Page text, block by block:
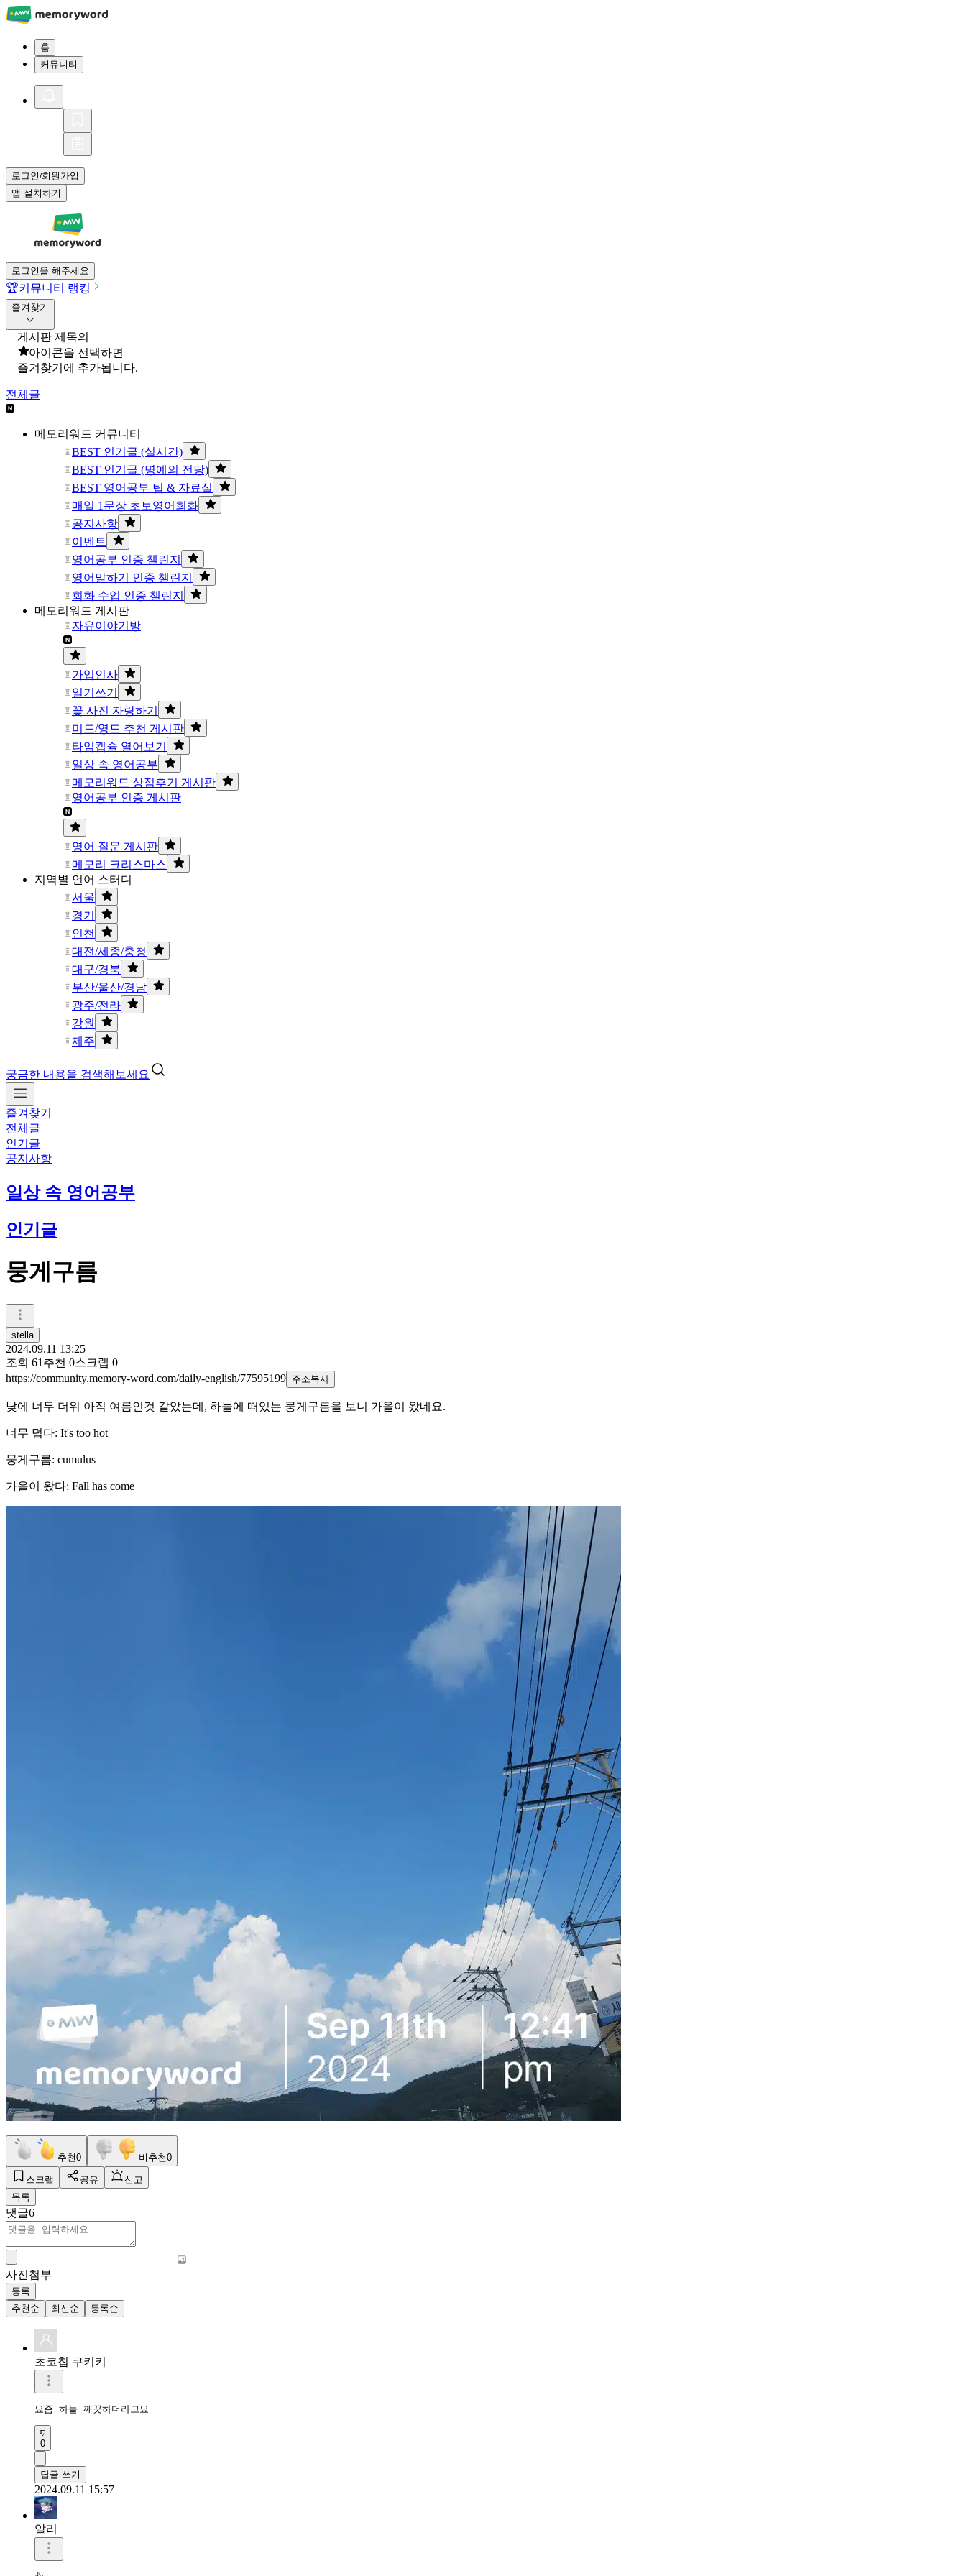
홈
커뮤니티
로그인/회원가입
앱 설치하기
로그인을 해주세요
🏆커뮤니티 랭킹
즐겨찾기
게시판 제목의
아이콘을 선택하면
즐겨찾기에 추가됩니다.
전체글
메모리워드 커뮤니티
BEST 인기글 (실시간)
BEST 인기글 (명예의 전당)
BEST 영어공부 팁 & 자료실
매일 1문장 초보영어회화
공지사항
이벤트
영어공부 인증 챌린지
영어말하기 인증 챌린지
회화 수업 인증 챌린지
메모리워드 게시판
자유이야기방
가입인사
일기쓰기
꽃 사진 자랑하기
미드/영드 추천 게시판
타임캡슐 열어보기
일상 속 영어공부
메모리워드 상점후기 게시판
영어공부 인증 게시판
영어 질문 게시판
메모리 크리스마스
지역별 언어 스터디
서울
경기
인천
대전/세종/충청
대구/경북
부산/울산/경남
광주/전라
강원
제주
궁금한 내용을 검색해보세요
즐겨찾기
전체글
인기글
공지사항
일상 속 영어공부
인기글
뭉게구름
stella
2024.09.11 13:25
조회 61 추천 0스크랩 0
https://community.memory-word.com/daily-english/77595199 주소복사
낮에 너무 더워 아직 여름인것 같았는데, 하늘에 떠있는 뭉게구름을 보니 가을이 왔네요.
너무 덥다: It's too hot
뭉게구름: cumulus
가을이 왔다: Fall has come
추천0 비추천0
스크랩 공유
신고
목록
댓글6
사진첨부
등록
추천순
최신순 등록순
초코칩 쿠키키
요즘 하늘 깨끗하더라고요
0
답글 쓰기
2024.09.11 15:57
알리